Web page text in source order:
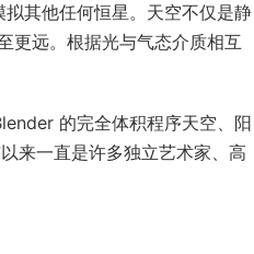
其他任何恒星。天空不仅是静
更远。根据光与气态介质相互
的完全体积程序天空、阳
来一直是许多独立艺术家、高